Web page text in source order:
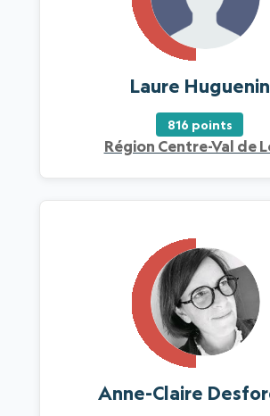
Laure Huguenin
816 points
Région Centre-Val de
Anne-Claire